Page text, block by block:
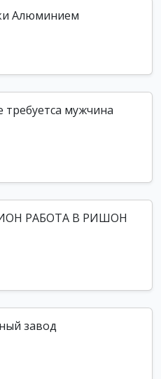
Алюминием
требуетса мужчина
РАБОТА В РИШОН
завод